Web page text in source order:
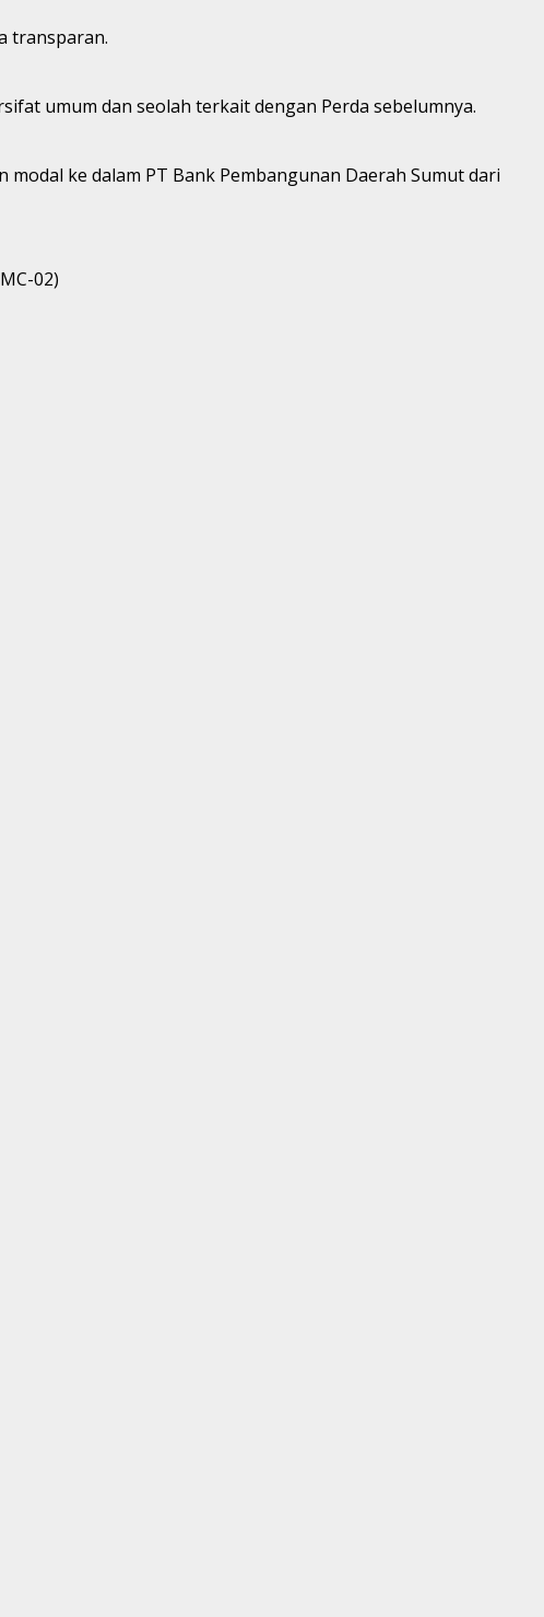
transparan.
umum dan seolah terkait dengan Perda sebelumnya.
ke dalam PT Bank Pembangunan Daerah Sumut dari
02)